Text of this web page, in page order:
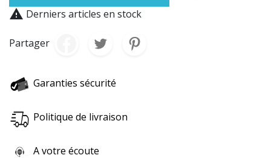
 Derniers articles en stock
Partager
Garanties sécurité
Politique de livraison
A votre écoute